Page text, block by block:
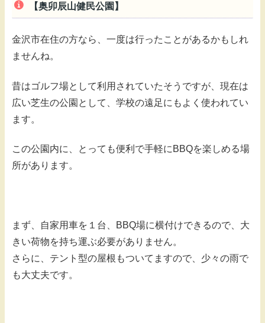
【奥卯辰山健民公園】
金沢市在住の方なら、一度は行ったことがあるかもしれ
ませんね。
昔はゴルフ場として利用されていたそうですが、現在は
広い芝生の公園として、学校の遠足にもよく使われてい
ます。
この公園内に、とっても便利で手軽にBBQを楽しめる場
所があります。
まず、自家用車を１台、BBQ場に横付けできるので、大
きい荷物を持ち運ぶ必要がありません。
さらに、テント型の屋根もついてますので、少々の雨で
も大丈夫です。